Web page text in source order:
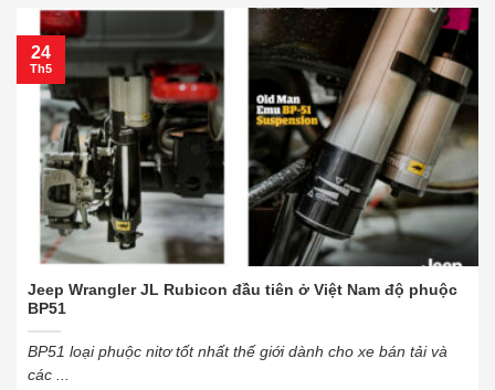
Jeep Wrangler JL Rubicon đầu tiên ở Việt Nam độ phuộc
BP51
BP51 loại phuộc nitơ tốt nhất thế giới dành cho xe bán tải và
các ...
24
Th5